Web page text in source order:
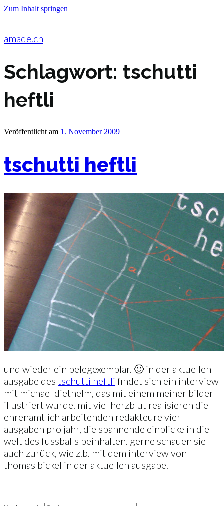
Zum Inhalt springen
amade.ch
Schlagwort: tschutti
heftli
Veröffentlicht am 1. November 2009
tschutti heftli
und wieder ein belegexemplar. 🙂 in der aktuellen
ausgabe des tschutti heftli findet sich ein interview
mit michael diethelm, das mit einem meiner bilder
illustriert wurde. mit viel herzblut realisieren die
ehrenamtlich arbeitenden redakteure vier
ausgaben pro jahr, die spannende einblicke in die
welt des fussballs beinhalten. gerne schauen sie
auch zurück, wie z.b. mit dem interview von
thomas bickel in der aktuellen ausgabe.